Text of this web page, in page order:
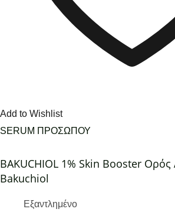
Add to Wishlist
SERUM ΠΡΟΣΩΠΟΥ
BAKUCHIOL 1% Skin Booster Ορός
Bakuchiol
Εξαντλημένο